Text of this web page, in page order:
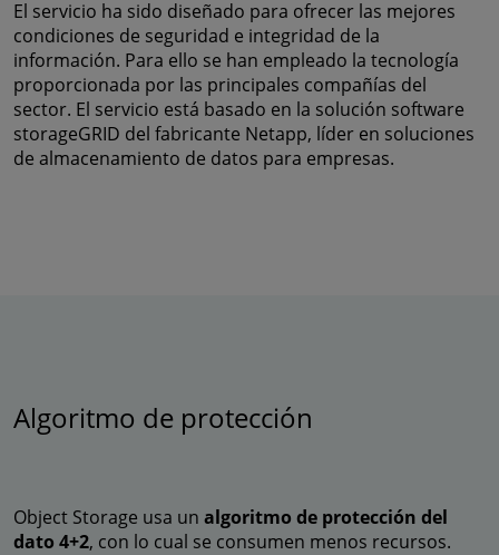
El servicio ha sido diseñado para ofrecer las mejores
condiciones de seguridad e integridad de la
información. Para ello se han empleado la tecnología
proporcionada por las principales compañías del
sector. El servicio está basado en la solución software
storageGRID del fabricante Netapp, líder en soluciones
de almacenamiento de datos para empresas.
Algoritmo de protección
Object Storage usa un algoritmo de protección del
dato 4+2, con lo cual se consumen menos recursos.